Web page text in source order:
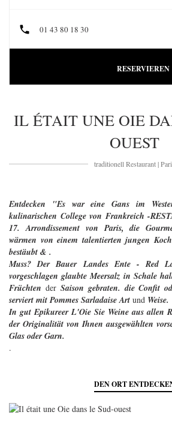
01 43 80 18 30
RESERVIEREN
IL ÉTAIT UNE OIE
OUEST
traditionell Restaurant|
Entdecken "Es war eine Gans im
kulinarischen College von Frankreich -
17. Arrondissement von Paris, die
wärmen von einem talentierten jungen
bestäubt & .
Muss? Der Bauer Landes Ente - Red
vorgeschlagen glaubte Meersalz in Schale
Früchten der Saison gebraten. die Confit
serviert mit Pommes Sarladaise Art und Weise.
In gut Epikureer L'Oie Sie Weine aus allen
der Originalität von Ihnen ausgewählten
Glas oder Garn.
.
DEN ORT